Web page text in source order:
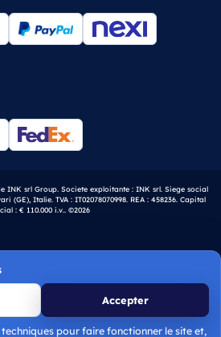
srl Group. Societe exploitante : INK srl. Siege social
(GE), Italie. TVA : IT02078070998. REA : 458236. Capital
: € 110.000 i.v.. ©2026
Accepter
pour faire fonctionner le site et,